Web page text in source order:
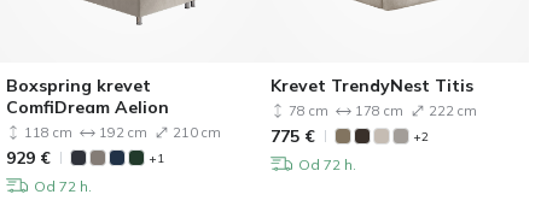
Boxspring krevet
ComfiDream Aelion
118 cm 192 cm 210 cm
929 € +1
Od 72 h.
Krevet TrendyNest Titis
78 cm 178 cm 222 cm
775 € +2
Od 72 h.